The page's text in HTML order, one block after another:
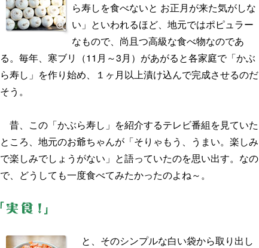
ら寿しを食べないと お正月が来た気がしな
い」といわれるほど、地元ではポピュラー
なもので、尚且つ高級な食べ物なのであ
る。毎年、寒ブリ（11月～3月）があがると各家庭で「かぶ
ら寿し」を作り始め、１ヶ月以上漬け込んで完成させるのだ
そう。
昔、この「かぶら寿し」を紹介するテレビ番組を見ていた
ところ、地元のお爺ちゃんが「そりゃもう、うまい。楽しみ
で楽しみでしょうがない」と語っていたのを思い出す。なの
で、どうしても一度食べてみたかったのよね～。
と、そのシンプルな白い袋から取り出し